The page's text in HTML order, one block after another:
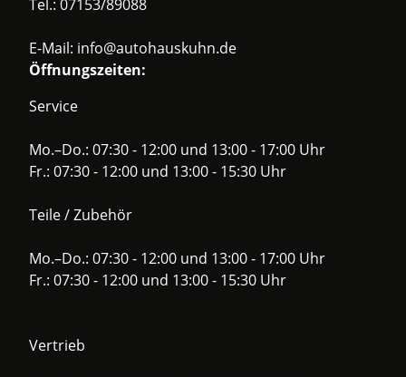
Tel.: 07153/89088
E-Mail: info@autohauskuhn.de
Öffnungszeiten:
Service
Mo.–Do.: 07:30 - 12:00 und 13:00 - 17:00 Uhr
Fr.: 07:30 - 12:00 und 13:00 - 15:30 Uhr
Teile / Zubehör
Mo.–Do.: 07:30 - 12:00 und 13:00 - 17:00 Uhr
Fr.: 07:30 - 12:00 und 13:00 - 15:30 Uhr
Vertrieb